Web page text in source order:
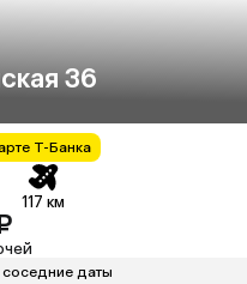
36
Т-Банка
117 км
даты